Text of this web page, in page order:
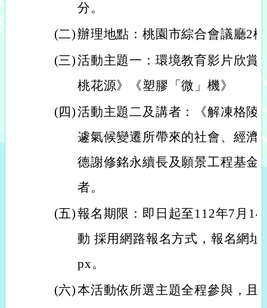
分。
(二)辦理地點：桃園市綜合會議廳2
(三)活動主題一：環境教育影片欣賞
桃花源》《塑膠「微」機》
(四)活動主題二及講者：《解凍格陵
遽氣候變遷所帶來的社會、經濟
德謝修銘永續長及願景工程基金
者。
(五)報名期限：即日起至112年7月
動 採用網路報名方式，報名網
px。
(六)本活動依所選主題全程參與，且